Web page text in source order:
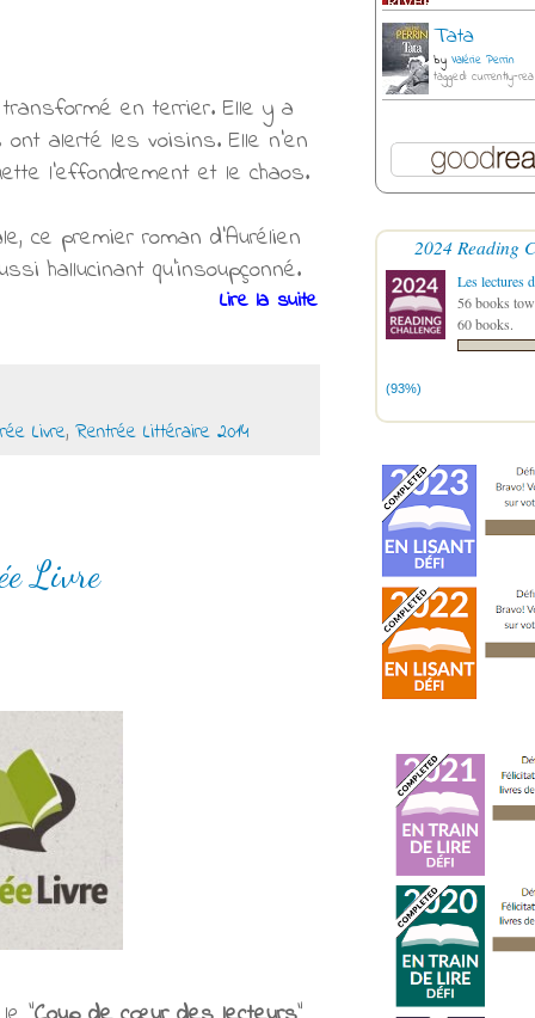
en terrier. Elle y a
alerté les voisins. Elle n’en
l’effondrement et le chaos.
ce premier roman d’Aurélien
hallucinant qu’insoupçonné.
Lire la suite
Livre, Rentrée Littéraire 2014
Livre
Tata
by Valérie Perrin
tagged: currently-
2024 Reading
Les lectures
56 books
60 books.
(93%)